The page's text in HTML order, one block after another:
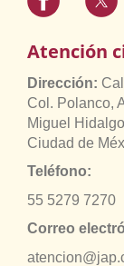
Atención
Dirección:
Col. Polanco,
Miguel
Ciudad de
Teléfono:
55 5279 7270
Correo